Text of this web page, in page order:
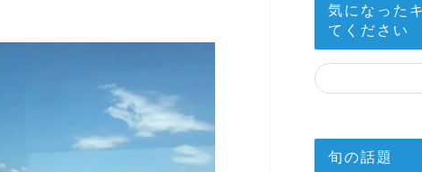
気になった
てください
旬の話題